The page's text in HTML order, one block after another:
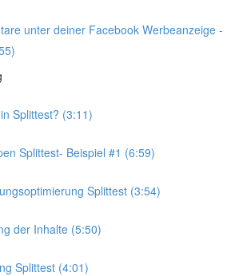
unter deiner Facebook Werbeanzeige -
Splittest? (3:11)
Splittest- Beispiel #1 (6:59)
Splittest (3:54)
der Inhalte (5:50)
Splittest (4:01)